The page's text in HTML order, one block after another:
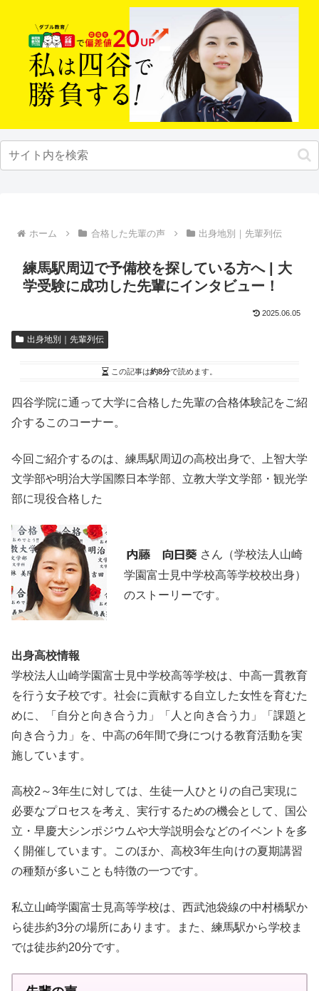
ホーム 合格した先輩の声 出身地別｜先輩列伝
練馬駅周辺で予備校を探している方へ | 大
学受験に成功した先輩にインタビュー！
2025.06.05
出身地別｜先輩列伝
この記事は約8分で読めます。
四谷学院に通って大学に合格した先輩の合格体験記をご紹
介するこのコーナー。
今回ご紹介するのは、練馬駅周辺の高校出身で、上智大学
文学部や明治大学国際日本学部、立教大学文学部・観光学
部に現役合格した
さん（学校法人山崎
学園富士見中学校高等学校校出身）
のストーリーです。
出身高校情報
学校法人山崎学園富士見中学校高等学校は、中高一貫教育
を行う女子校です。社会に貢献する自立した女性を育むた
めに、「自分と向き合う力」「人と向き合う力」「課題と
向き合う力」を、中高の6年間で身につける教育活動を実
施しています。
高校2～3年生に対しては、生徒一人ひとりの自己実現に
必要なプロセスを考え、実行するための機会として、国公
立・早慶大シンポジウムや大学説明会などのイベントを多
く開催しています。このほか、高校3年生向けの夏期講習
の種類が多いことも特徴の一つです。
私立山崎学園富士見高等学校は、西武池袋線の中村橋駅か
ら徒歩約3分の場所にあります。また、練馬駅から学校ま
では徒歩約20分です。